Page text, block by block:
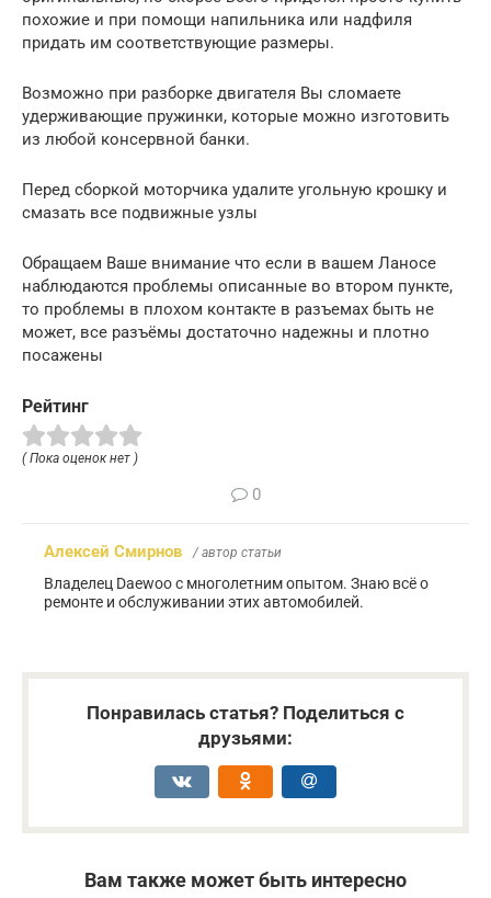
похожие и при помощи напильника или надфиля
придать им соответствующие размеры.
Возможно при разборке двигателя Вы сломаете
удерживающие пружинки, которые можно изготовить
из любой консервной банки.
Перед сборкой моторчика удалите угольную крошку и
смазать все подвижные узлы
Обращаем Ваше внимание что если в вашем Ланосе
наблюдаются проблемы описанные во втором пункте,
то проблемы в плохом контакте в разъемах быть не
может, все разъёмы достаточно надежны и плотно
посажены
Рейтинг
( Пока оценок нет )
0
Алексей Смирнов / автор статьи
Владелец Daewoo с многолетним опытом. Знаю всё о
ремонте и обслуживании этих автомобилей.
Понравилась статья? Поделиться с
друзьями:
Вам также может быть интересно